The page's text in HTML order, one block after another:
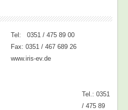
Tel: 0351 / 475 89 00
Fax: 0351 / 467 689 26
www.iris-ev.de
Tel.: 0351
/ 475 89